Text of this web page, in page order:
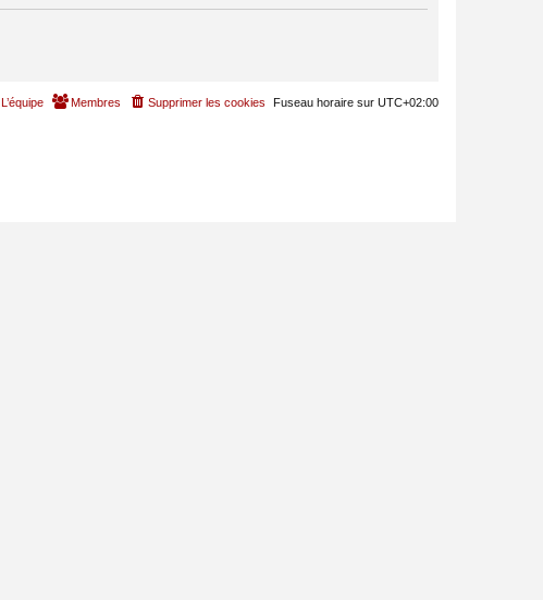
Fuseau horaire sur UTC+02:00
Supprimer les cookies
Membres
L’équipe